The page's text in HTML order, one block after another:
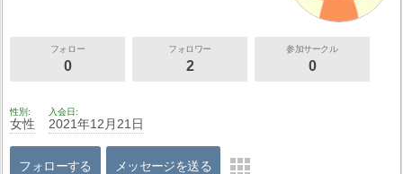
フォロー
0
フォロワー
2
参加サークル
0
性別
女性
入会日
2021年12月21日
フォローする メッセージを送る